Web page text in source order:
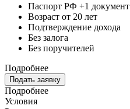
Паспорт РФ +1 документ
Возраст от 20 лет
Подтверждение дохода
Без залога
Без поручителей
Подробнее
Подать заявку
Подробнее
Условия